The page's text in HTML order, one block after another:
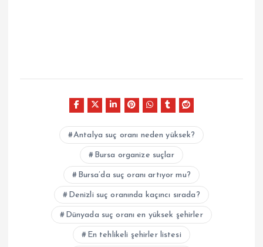
Antalya suç oranı neden yüksek?
Bursa organize suçlar
Bursa’da suç oranı artıyor mu?
Denizli suç oranında kaçıncı sırada?
Dünyada suç oranı en yüksek şehirler
En tehlikeli şehirler listesi